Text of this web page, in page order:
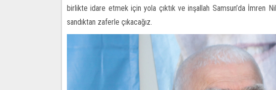
birlikte idare etmek için yola çıktık ve inşallah Samsun’da İmren
sandıktan zaferle çıkacağız.